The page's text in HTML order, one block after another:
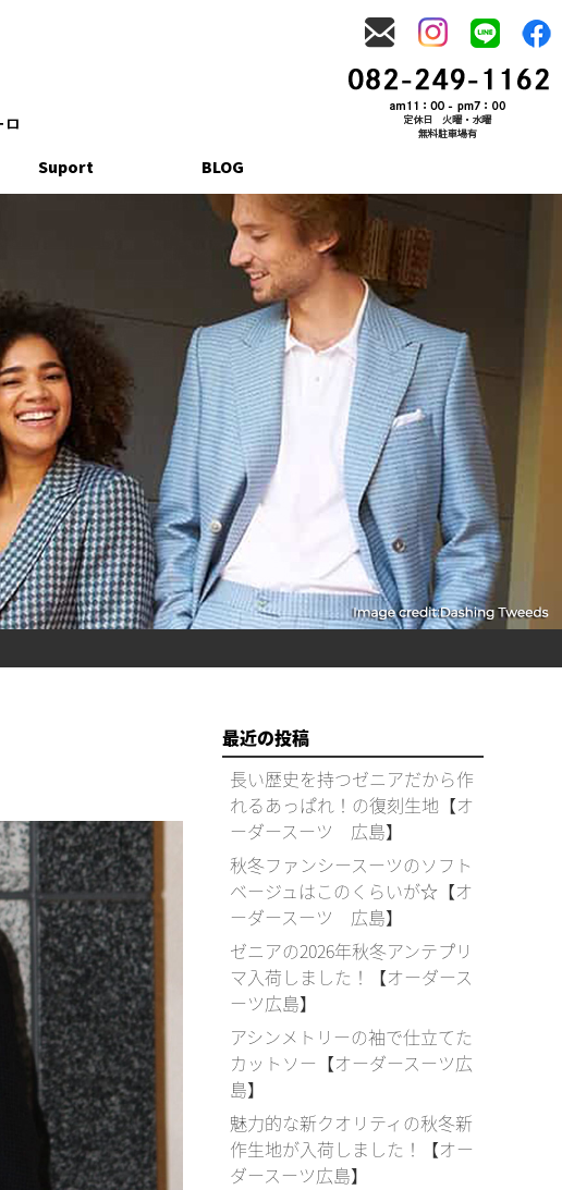
Suport BLOG
最近の投稿
長い歴史を持つゼニアだから作
れるあっぱれ！の復刻生地【オ
ーダースーツ 広島】
秋冬ファンシースーツのソフト
ベージュはこのくらいが☆【オ
ーダースーツ 広島】
ゼニアの2026年秋冬アンテプリ
マ入荷しました！【オーダース
ーツ広島】
アシンメトリーの袖で仕立てた
カットソー【オーダースーツ広
島】
魅力的な新クオリティの秋冬新
作生地が入荷しました！【オー
ダースーツ広島】